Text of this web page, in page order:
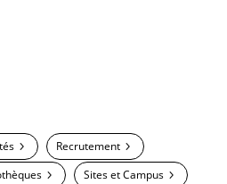
Recrutement
Sites et Campus